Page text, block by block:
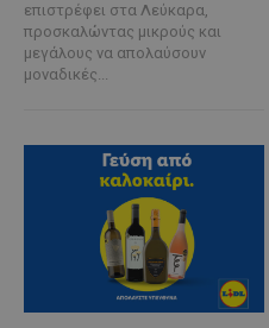
επιστρέφει στα Λεύκαρα,
προσκαλώντας μικρούς και
μεγάλους να απολαύσουν
μοναδικές...